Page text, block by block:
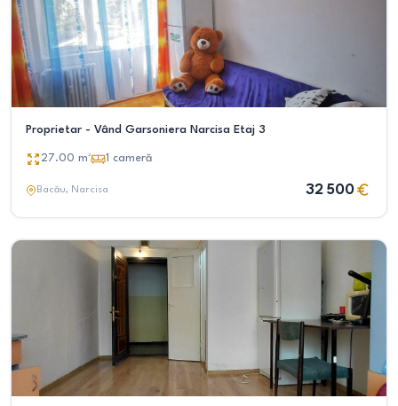
Proprietar - Vând Garsoniera Narcisa Etaj 3
27.00 m² 1 cameră
Bacău, Narcisa 32 500